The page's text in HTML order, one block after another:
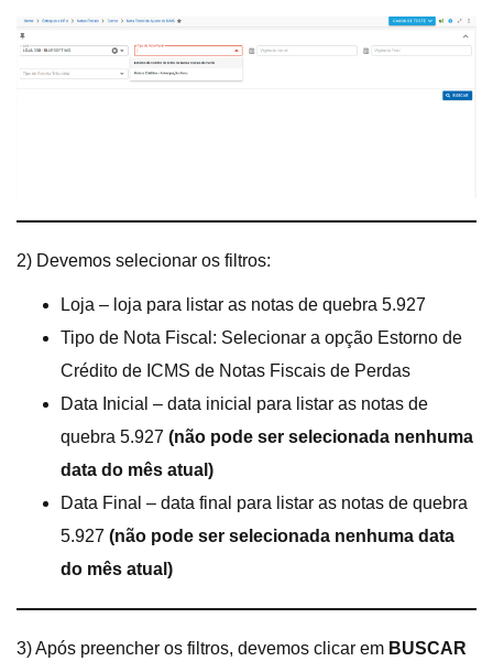
2) Devemos selecionar os filtros:
Loja – loja para listar as notas de quebra 5.927
Tipo de Nota Fiscal: Selecionar a opção Estorno de
Crédito de ICMS de Notas Fiscais de Perdas
Data Inicial – data inicial para listar as notas de
quebra 5.927 (não pode ser selecionada nenhuma
data do mês atual)
Data Final – data final para listar as notas de quebra
5.927 (não pode ser selecionada nenhuma data
do mês atual)
3) Após preencher os filtros, devemos clicar em BUSCAR